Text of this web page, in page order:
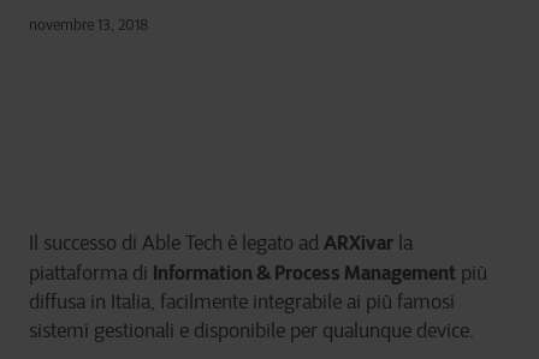
novembre 13, 2018
Il successo di Able Tech è legato ad ARXivar la
piattaforma di Information & Process Management più
diffusa in Italia, facilmente integrabile ai più famosi
sistemi gestionali e disponibile per qualunque device.